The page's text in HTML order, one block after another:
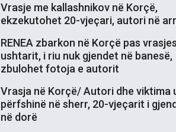
Vrasje me kallashnikov në Korçë,
ekzekutohet 20-vjeçari, autori në
RENEA zbarkon në Korçë pas
ushtarit, i riu nuk gjendet në banesë,
zbulohet fotoja e autorit
Vrasja në Korçë/ Autori dhe viktima
përfshinë në sherr, 20-vjeçarit i
në dorë